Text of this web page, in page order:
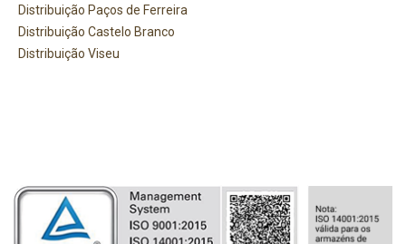
Distribuição Paços de Ferreira
Distribuição Castelo Branco
Distribuição Viseu